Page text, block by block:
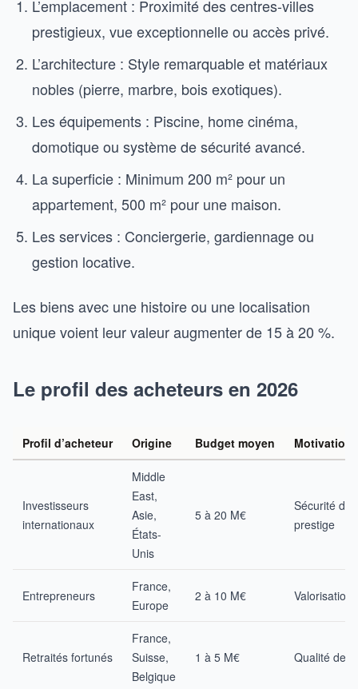
L’emplacement : Proximité des centres-villes
prestigieux, vue exceptionnelle ou accès privé.
L’architecture : Style remarquable et matériaux
nobles (pierre, marbre, bois exotiques).
Les équipements : Piscine, home cinéma,
domotique ou système de sécurité avancé.
La superficie : Minimum 200 m² pour un
appartement, 500 m² pour une maison.
Les services : Conciergerie, gardiennage ou
gestion locative.
Les biens avec une histoire ou une localisation
unique voient leur valeur augmenter de 15 à 20 %.
Le profil des acheteurs en 2026
Profil d’acheteur Origine Budget moyen
Investisseurs
internationaux
Middle
East,
Asie,
États-
Unis
5 à 20 M€
Sécurité du
prestige
Entrepreneurs
France,
Europe
2 à 10 M€ Valorisation
Retraités fortunés
France,
Suisse,
Belgique
1 à 5 M€ Qualité de